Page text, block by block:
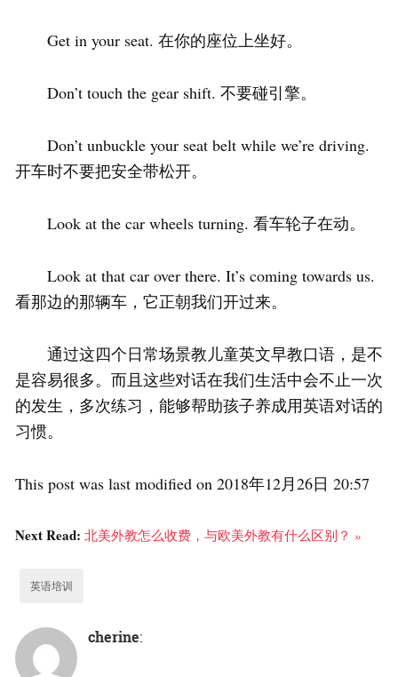
Get in your seat. 在你的座位上坐好。
Don’t touch the gear shift. 不要碰引擎。
Don’t unbuckle your seat belt while we’re driving.
开车时不要把安全带松开。
Look at the car wheels turning. 看车轮子在动。
Look at that car over there. It’s coming towards us.
看那边的那辆车，它正朝我们开过来。
通过这四个日常场景教儿童英文早教口语，是不
是容易很多。而且这些对话在我们生活中会不止一次
的发生，多次练习，能够帮助孩子养成用英语对话的
习惯。
This post was last modified on 2018年12月26日 20:57
Next Read: 北美外教怎么收费，与欧美外教有什么区别？ »
英语培训
cherine: